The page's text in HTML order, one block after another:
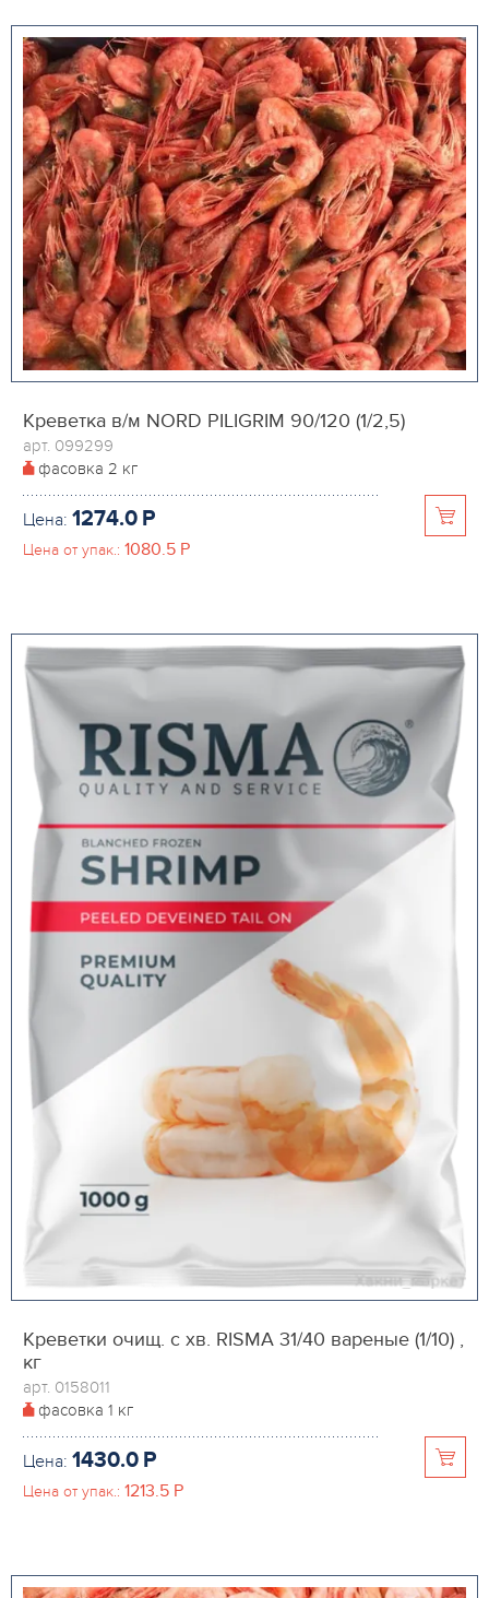
Креветка в/м NORD PILIGRIM 90/120 (1/2,5)
арт. 099299
фасовка 2 кг
Цена: 1274.0 P
Цена от упак.: 1080.5 P
Креветки очищ. с хв. RISMA 31/40 вареные (1/10) ,
кг
арт. 0158011
фасовка 1 кг
Цена: 1430.0 P
Цена от упак.: 1213.5 P